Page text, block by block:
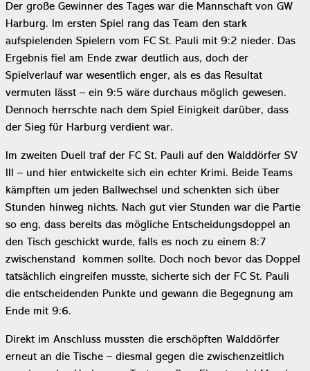
Der große Gewinner des Tages war die Mannschaft von GW
Harburg. Im ersten Spiel rang das Team den stark
aufspielenden Spielern vom FC St. Pauli mit 9:2 nieder. Das
Ergebnis fiel am Ende zwar deutlich aus, doch der
Spielverlauf war wesentlich enger, als es das Resultat
vermuten lässt – ein 9:5 wäre durchaus möglich gewesen.
Dennoch herrschte nach dem Spiel Einigkeit darüber, dass
der Sieg für Harburg verdient war.
Im zweiten Duell traf der FC St. Pauli auf den Walddörfer SV
III – und hier entwickelte sich ein echter Krimi. Beide Teams
kämpften um jeden Ballwechsel und schenkten sich über
Stunden hinweg nichts. Nach gut vier Stunden war die Partie
so eng, dass bereits das mögliche Entscheidungsdoppel an
den Tisch geschickt wurde, falls es noch zu einem 8:7
zwischenstand kommen sollte. Doch noch bevor das Doppel
tatsächlich eingreifen musste, sicherte sich der FC St. Pauli
die entscheidenden Punkte und gewann die Begegnung am
Ende mit 9:6.
Direkt im Anschluss mussten die erschöpften Walddörfer
erneut an die Tische – diesmal gegen die zwischenzeitlich